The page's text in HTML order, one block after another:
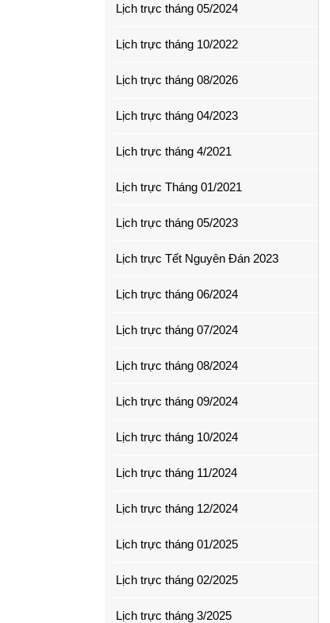
Lịch trực tháng 05/2024
Lịch trực tháng 10/2022
Lịch trực tháng 08/2026
Lịch trực tháng 04/2023
Lịch trực tháng 4/2021
Lịch trực Tháng 01/2021
Lịch trực tháng 05/2023
Lịch trực Tết Nguyên Đán 2023
Lịch trực tháng 06/2024
Lịch trực tháng 07/2024
Lịch trực tháng 08/2024
Lịch trực tháng 09/2024
Lịch trực tháng 10/2024
Lịch trực tháng 11/2024
Lịch trực tháng 12/2024
Lịch trực tháng 01/2025
Lịch trực tháng 02/2025
Lịch trực tháng 3/2025